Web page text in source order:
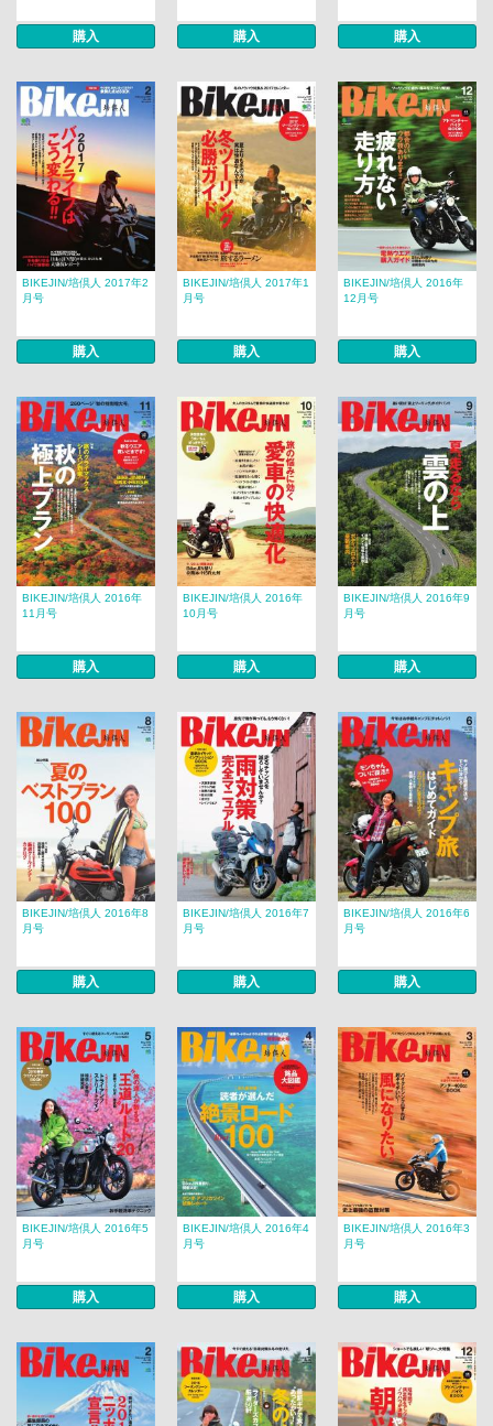
購入 購入 購入
BIKEJIN/培倶人 2017年2
月号
購入
BIKEJIN/培倶人 2017年1
月号
購入
BIKEJIN/培倶人 2016年
12月号
購入
BIKEJIN/培倶人 2016年
11月号
購入
BIKEJIN/培倶人 2016年
10月号
購入
BIKEJIN/培倶人 2016年9
月号
購入
BIKEJIN/培倶人 2016年8
月号
購入
BIKEJIN/培倶人 2016年7
月号
購入
BIKEJIN/培倶人 2016年6
月号
購入
BIKEJIN/培倶人 2016年5
月号
購入
BIKEJIN/培倶人 2016年4
月号
購入
BIKEJIN/培倶人 2016年3
月号
購入